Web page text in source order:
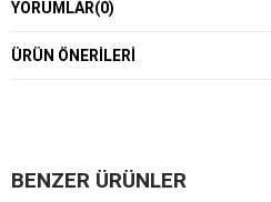
YORUMLAR(0)
ÜRÜN ÖNERILERI
BENZER ÜRÜNLER